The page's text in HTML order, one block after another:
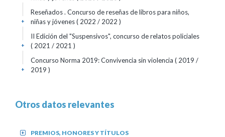
Reseñados . Concurso de reseñas de libros para niños,
niñas y jóvenes( 2022 / 2022 )
+
II Edición del "Suspensivos", concurso de relatos policiales
( 2021 / 2021 )
+
Concurso Norma 2019: Convivencia sin violencia ( 2019 /
2019 )
+
Otros datos relevantes
PREMIOS, HONORES Y TÍTULOS
+